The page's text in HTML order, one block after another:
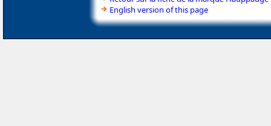
English version of this page